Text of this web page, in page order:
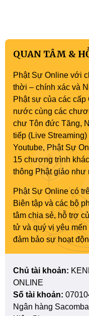
QUAN TÂM &
Phật Sự Online với
thời – chính xác và
Phật sự của các
nước cùng các
chư Tôn đức Tăng,
tiếp (Live
Youtube, Phật Sự
15 chương trình
thông Phật giáo như
Phật Sự Online có
Biên tập và các bộ
tâm chia sẻ, hỗ trợ
tử và quý vị yêu
đảm bảo sự hoạt
Chủ tài khoản:
ONLINE
Số tài khoản:
Ngân hàng